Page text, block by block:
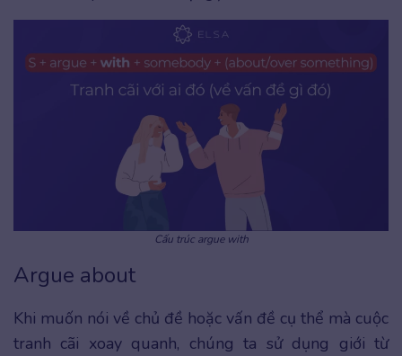
Cấu trúc argue with
Argue about
Khi muốn nói về chủ đề hoặc vấn đề cụ thể mà cuộc
tranh cãi xoay quanh, chúng ta sử dụng giới từ